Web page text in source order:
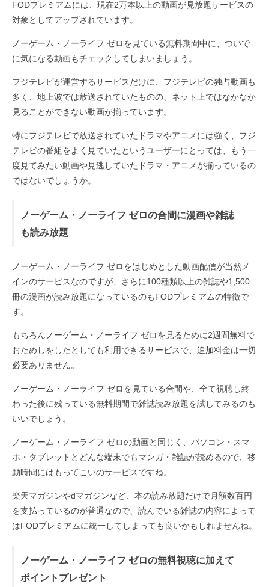
FODプレミアムには、現在2万本以上の動画が見放題サービスの
対象としてアップされています。
ノーゲーム・ノーライフ ゼロを見ている無料期間中に、ついで
に気になる動画もチェックしてしまいましょう。
フジテレビが運営するサービスだけに、フジテレビの独占動画も
多く、地上波では放送されていたものの、ネット上ではなかなか
見ることができない動画が揃っています。
特にフジテレビで放送されていたドラマやアニメには強く、フジ
テレビの番組をよく見ていたというユーザーにとっては、もう一
度見てみたい動画や見逃していたドラマ・アニメが揃っているの
ではないでしょうか。
ノーゲーム・ノーライフ ゼロの合間に漫画や雑誌
も読み放題
ノーゲーム・ノーライフ ゼロをはじめとした動画配信が当然メ
インのサービスなのですが、さらに100種類以上の雑誌や1,500
冊の漫画が読み放題になっているのもFODプレミアムの特徴で
す。
もちろんノーゲーム・ノーライフ ゼロを見るために2週間無料で
おためしをしたとしても利用できるサービスで、追加料金は一切
必要ありません。
ノーゲーム・ノーライフ ゼロを見ている合間や、全て視聴し終
わった後に残っている無料期間で雑誌読み放題を試してみるのも
いいでしょう。
ノーゲーム・ノーライフ ゼロの動画と同じく、パソコン・スマ
ホ・タブレットとどんな端末でもマンガ・雑誌が読めるので、移
動時間にはもってこいのサービスですね。
楽天マガジンやdマガジンなど、本の読み放題だけで月額数百円
を支払っているのが普通なので、読んでいる雑誌の内容によって
はFODプレミアムに統一してしまっても良いかもしれませんね。
ノーゲーム・ノーライフ ゼロの無料視聴に加えて
ポイントプレゼント